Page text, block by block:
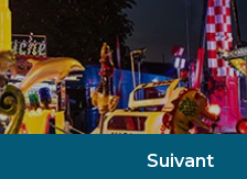
Suivant